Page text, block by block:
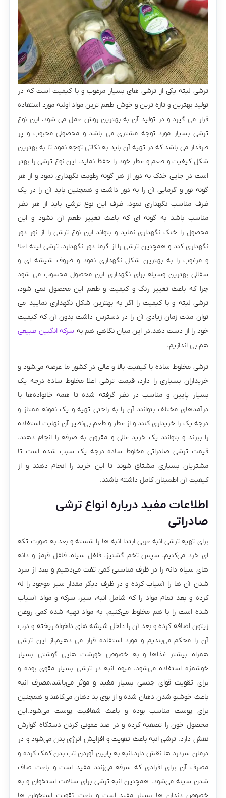
ترشی لیته یکی از ترشی های بسیار مرغوب و با کیفیت است که در
تولید بهترین و تازه ترین و خوش طعم ترین مواد اولیه مورد استفاده
قرار می گیرد و در تولید آن به بهترین روش عمل می شود، این نوع
ترشی بسیار مورد توجه مشتری می باشد و محصولی محبوب و پر
طرفدار می باشد که در تهیه آن باید به نکاتی توجه نمود تا به بهترین
شکل کیفیت و طعم و عطر خود را حفظ نماید. این نوع ترشی را بهتر
است در جایی خنک به دور از هر گونه رطوبت نگهداری نمود و از هر
گونه نور و گرمایی آن را به دور داشت و همچنین باید آن را در یک
ظرف مناسب نگهداری نمود، ظرف این نوع ترشی باید از هر نظر
مناسب باشد به گونه ای که باعث تغییر طعم آن نشود و این
محصول را خنک نگهداری نماید و بتواند این نوع ترشی را از نور دور
نگهداری کند و همچنین ترشی را از گرما دور نگهدارد. ترشی لیته اعلا
و مرغوب را به بهترین شکل نگهداری نمود و ظروف شیشه ای و
سفالی بهترین وسیله برای نگهداری این محصول محسوب می شود
چرا که باعث تغییر رنگ و کیفیت و طعم این محصول نمی شود،
ترشی لیته و با کیفیت را اگر به بهترین شکل نگهداری نمایید می
توان مدت زمان زیادی آن را در دسترس داشت بدون آن که کیفیت
خود را از دست دهد.در این میان نگاهی هم به سرکه انگبین طبیعی
هم بی اندازیم.
ترشی مخلوط ساده با کیفیت بالا و عالی در کشور ما عرضه می‌شود و
خریداران بسیاری را دارد، قیمت ترشی اعلا مخلوط ساده درجه یک
بسیار پایین و مناسب در نظر گرفته شده تا همه خانواده‌ها با
درآمدهای مختلف بتوانند آن را به راحتی تهیه و یک نمونه ممتاز و
درجه یک را خریداری کنند و از عطر و طعم بی‌نظیر آن نهایت استفاده
را ببرند و بتوانند یک خرید عالی و مقرون به صرفه را انجام دهند.
قیمت ترشی صادراتی مخلوط ساده درجه یک سبب شده است تا
مشتریان بسیاری مشتاق شوند تا این خرید را انجام دهند و از
کیفیت آن اطمینان کامل داشته باشند.
اطلاعات مفید درباره انواع ترشی
صادراتی
برای تهیه ترشی انبه عربی ابتدا انبه ها را شسته و بعد به صورت تکه
ای خرد می‌کنیم، سپس تخم گشنیز، فلفل سیاه، فلفل قرمز و دانه
های سیاه دانه را در ظرف مناسبی کمی تفت می‌دهیم و بعد از سرد
شدن آن ها را آسیاب کرده و در ظرف دیگر مقدار سیر موجود را له
کرده و بعد تمام مواد را که شامل انبه، سیر، سرکه و مواد آسیاب
شده است را با هم مخلوط می‌کنیم. به مواد تهیه شده کمی روغن
زیتون اضافه کرده و بعد آن را داخل شیشه های دلخواه ریخته و درب
آن را محکم می‌بندیم و مورد استفاده قرار می دهیم.از این ترشی
همراه بیشتر غذاها و به خصوص خورشت هایی گوشتی بسیار
خوشمزه استفاده می‌شود. میوه انبه در ترشی بسیار مقوی بوده و
برای تقویت قوای جنسی بسیار مفید و موثر می‌باشد.مصرف انبه
باعث خوشبو شدن دهان شده و از بوی بد دهان می‌کاهد و همچنین
برای پوست مناسب بوده و باعث شفافیت پوست می‌شود.این
محصول خون را تصفیه کرده و در ضد عفونی کردن دستگاه گوارش
نقش دارد. ترشی انبه باعث تقویت و افزایش انرژی بدن می‌شود و در
درمان سردرد ها نقش دارد.انبه به پایین آوردن تب بدن کمک کرده و
مصرف آن برای افرادی که سرفه می‌زنند مفید است و باعث صاف
شدن سینه می‌شود. همچنین انبه ترشی برای سلامت استخوان و به
خصوص دندان ها بسیار مفید است و باعث تقویت استخوان ها